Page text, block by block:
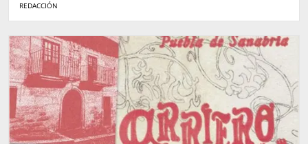
REDACCIÓN